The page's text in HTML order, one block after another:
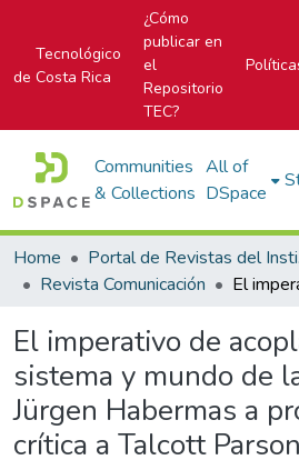
Tecnológico
de Costa Rica
¿Cómo
publicar en
el
Repositorio
TEC?
Communities
& Collections
All of
DSpace
Home
Revista Comunicación
El imperativo de
sistema y mundo de
Jürgen Habermas a
crítica a Talcott